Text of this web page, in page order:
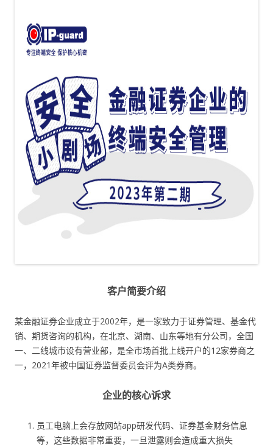
客户简要介绍
某金融证券企业成立于2002年，是一家致力于证券管理、基金代
销、期货咨询的机构，在北京、湖南、山东等地有分公司，全国
一、二线城市设有营业部，是全市场首批上线开户的12家券商之
一，2021年被中国证券监督委员会评为A类券商。
企业的核心诉求
员工电脑上会存放网站app研发代码、证券基金财务信息
等，这些数据非常重要，一旦泄露则会造成重大损失